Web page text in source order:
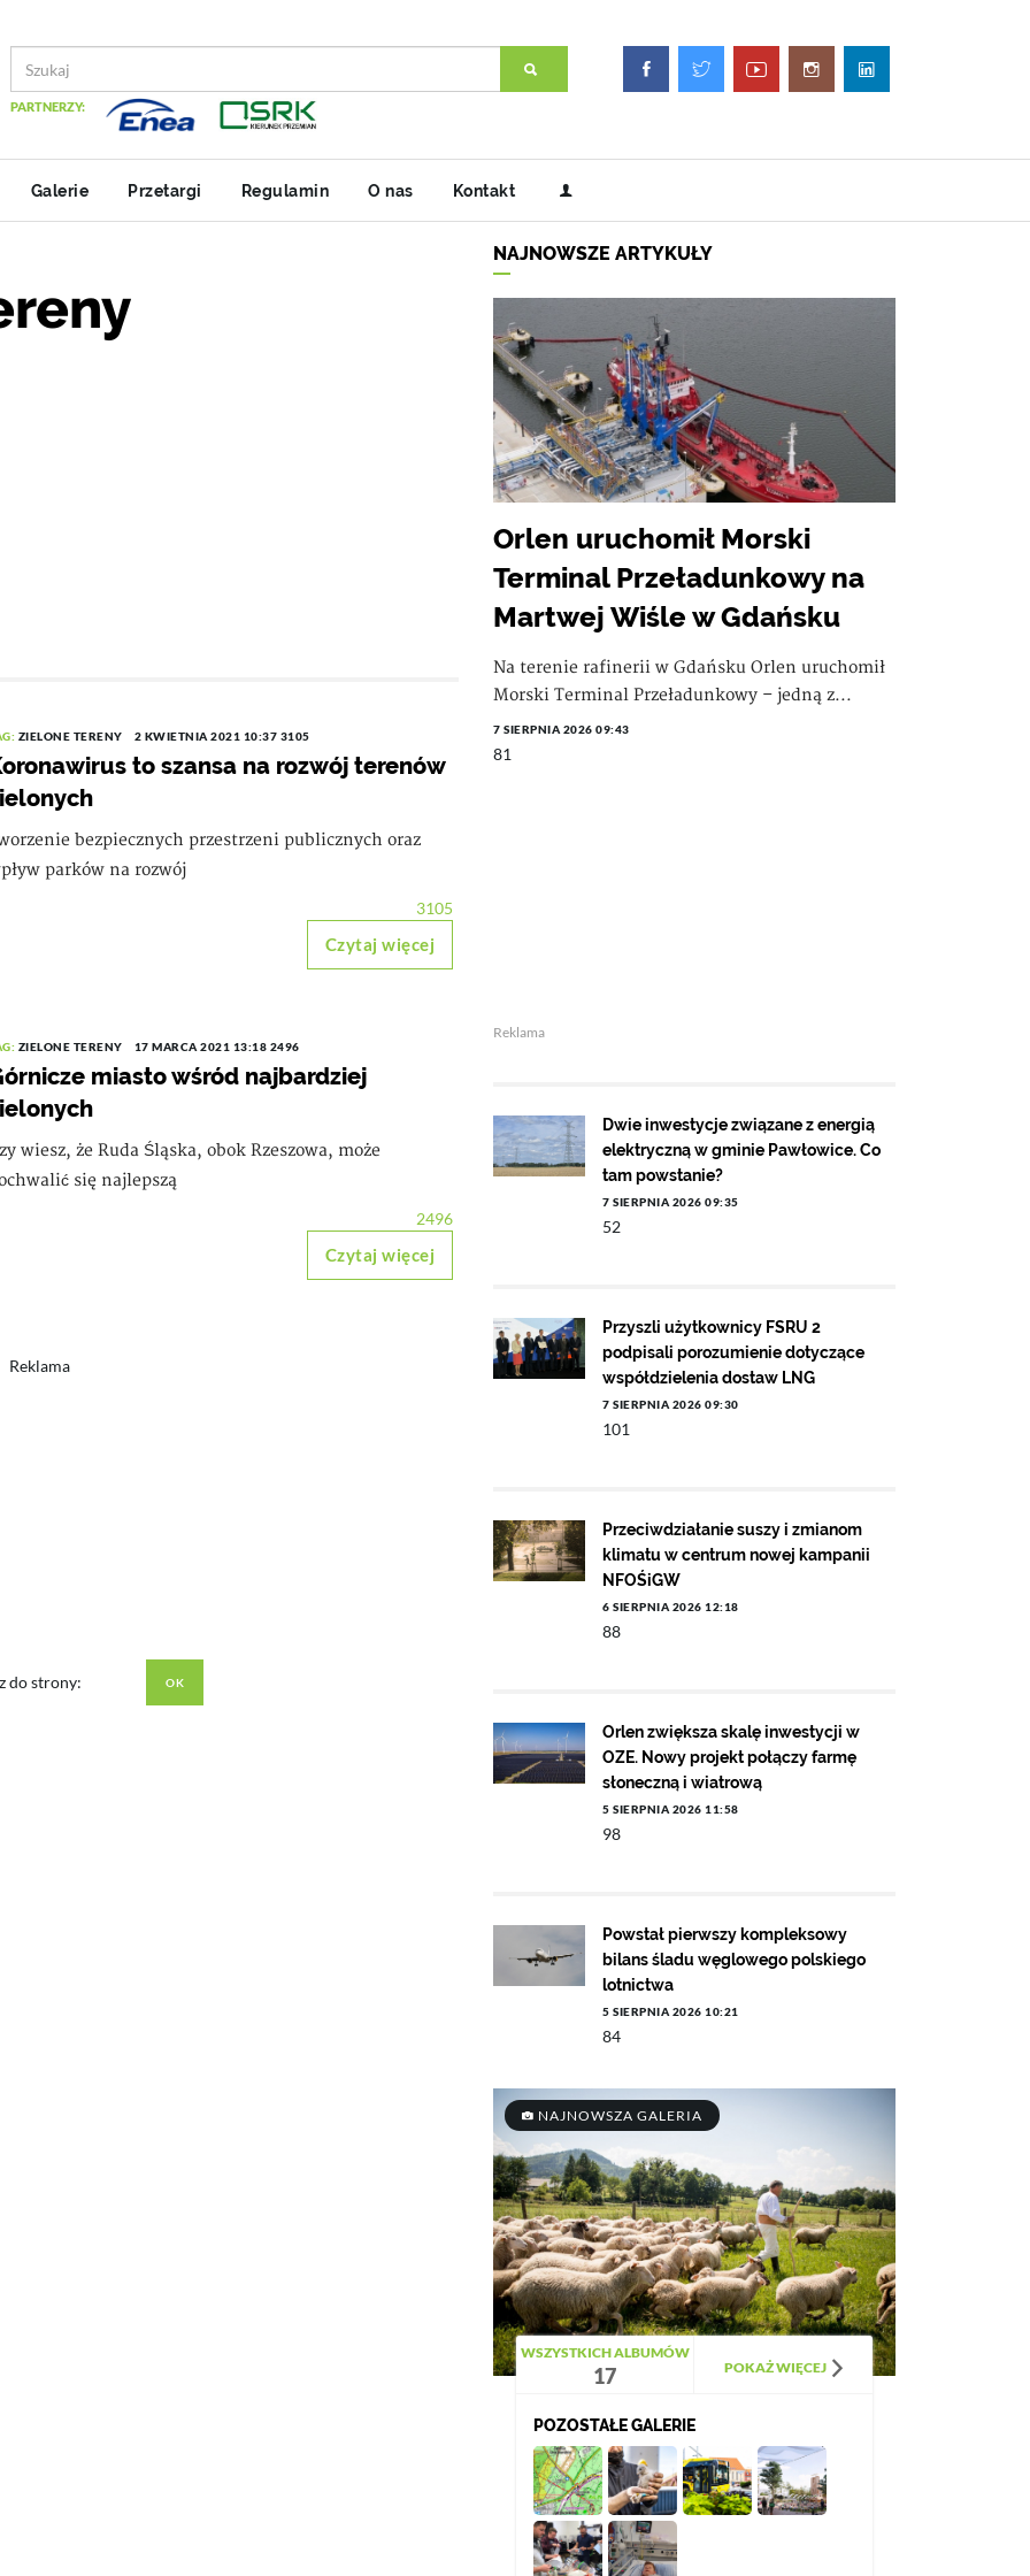
PARTNERZY:
Galerie Przetargi Regulamin O nas Kontakt
ZIELONE TERENY 2 KWIETNIA 2021 10:37 3105
to szansa na rozwój terenów
bezpiecznych przestrzeni publicznych oraz
parków na rozwój
3105
Czytaj więcej
ZIELONE TERENY 17 MARCA 2021 13:18 2496
miasto wśród najbardziej
wiesz, że Ruda Śląska, obok Rzeszowa, może
się najlepszą
2496
Czytaj więcej
Reklama
do strony:
NAJNOWSZE ARTYKUŁY
Orlen uruchomił Morski
Terminal Przeładunkowy na
Martwej Wiśle w Gdańsku
Na terenie rafinerii w Gdańsku Orlen uruchomił
Morski Terminal Przeładunkowy – jedną z...
7 SIERPNIA 2026 09:43
81
Reklama
Dwie inwestycje związane z energią
elektryczną w gminie Pawłowice. Co
tam powstanie?
7 SIERPNIA 2026 09:35
52
Przyszli użytkownicy FSRU 2
podpisali porozumienie dotyczące
współdzielenia dostaw LNG
7 SIERPNIA 2026 09:30
101
Przeciwdziałanie suszy i zmianom
klimatu w centrum nowej kampanii
NFOŚiGW
6 SIERPNIA 2026 12:18
88
Orlen zwiększa skalę inwestycji w
OZE. Nowy projekt połączy farmę
słoneczną i wiatrową
5 SIERPNIA 2026 11:58
98
Powstał pierwszy kompleksowy
bilans śladu węglowego polskiego
lotnictwa
5 SIERPNIA 2026 10:21
84
NAJNOWSZA GALERIA
WSZYSTKICH ALBUMÓW
17 POKAŻ WIĘCEJ
POZOSTAŁE GALERIE